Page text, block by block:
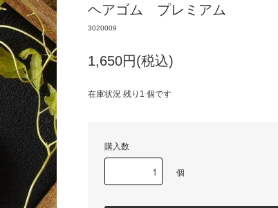
ヘアゴム プレミアム
3020009
1,650円(税込)
在庫状況 残り1 個です
購入数
個